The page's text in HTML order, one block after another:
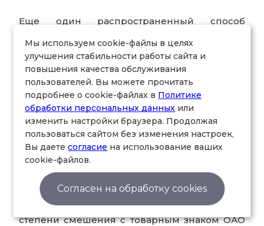
Еще один распространенный способ
заключается в использовании чужих
объектов интеллектуальной собственности, в
том числе товарных знаков, сходных до
степени смешения с товарным знаком,
принадлежащим другому лицу, что вводит в
заблуждение потребителей.
В 2010 г. одна сеть размещала на своих
терминалах коммерческое обозначение
«СИБ-ТЕЛЕКОМ». В ходе рассмотрения дела
УФАС по Красноярскому краю это
обозначение было признано сходным до
степени смешения с товарным знаком ОАО
Мы используем cookie-файлы в целях
улучшения стабильности работы сайта и
повышения качества обслуживания
пользователей. Вы можете прочитать
подробнее о cookie-файлах в Политике
обработки персональных данных или
изменить настройки браузера. Продолжая
пользоваться сайтом без изменения настроек,
Вы даетесогласие на использование ваших
cookie-файлов.
Согласен на обработку cookies